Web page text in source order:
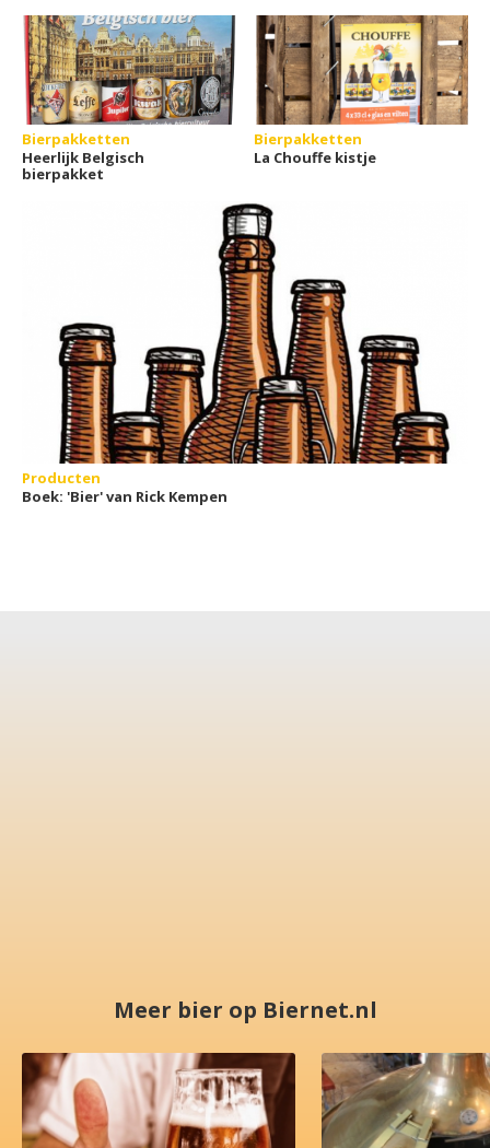
Bierpakketten
Heerlijk Belgisch
bierpakket
Bierpakketten
La Chouffe kistje
Producten
Boek: 'Bier' van Rick Kempen
Meer bier op Biernet.nl